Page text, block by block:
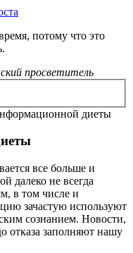
потому что это
просветитель
диеты
все больше и
далеко не всегда
в том числе и
зачастую используют
сознанием. Новости,
отказа заполняют нашу